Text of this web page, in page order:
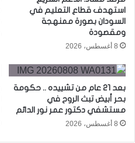
استهدف قطاع التعليم في
السودان بصورة ممنهجة
ومقصودة
8 أغسطس، 2026
بعد 21 عام من تشييده .. حكومة
بحر أبيض تبث الروح في
مستشفي دكتور عمر نور الدائم
8 أغسطس، 2026